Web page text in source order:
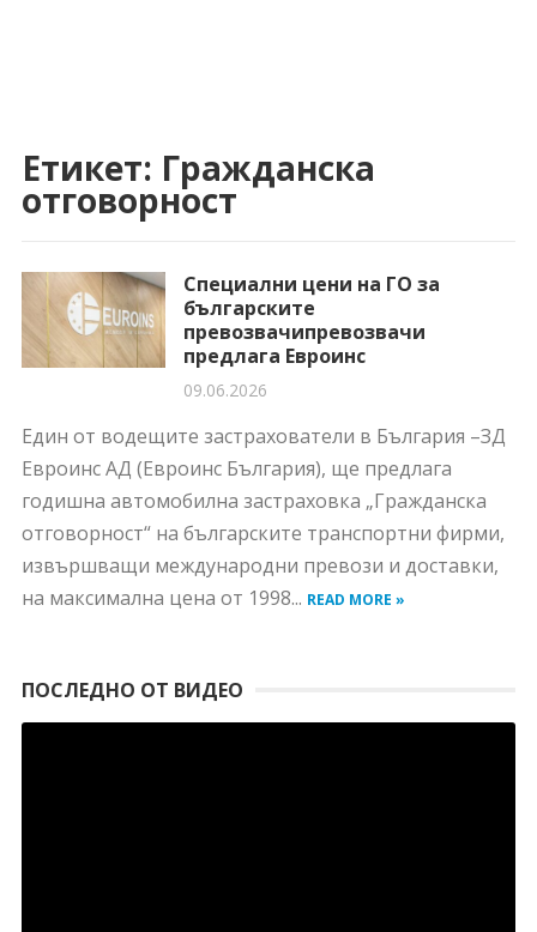
Етикет: Гражданска
отговорност
Специални цени на ГО за
българските
превозвачипревозвачи
предлага Евроинс
09.06.2026
Един от водещите застрахователи в България –ЗД
Евроинс АД (Евроинс България), ще предлага
годишна автомобилна застраховка „Гражданска
отговорност“ на българските транспортни фирми,
извършващи международни превози и доставки,
на максимална цена от 1998... READ MORE »
ПОСЛЕДНО ОТ ВИДЕО